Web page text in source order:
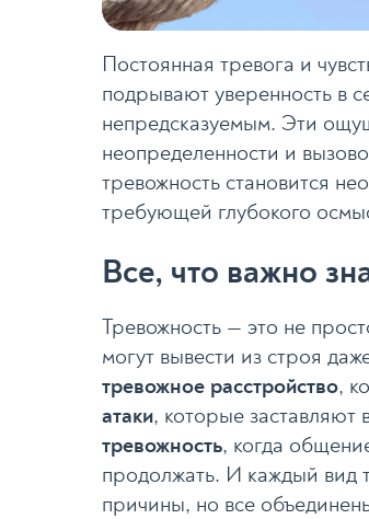
Постоянная тревога и
подрывают уверенность в
непредсказуемым. Эти
неопределенности и
тревожность становится
требующей глубокого
Все, что важно
Тревожность — это не
могут вывести из строя
тревожное расстройство,
атаки, которые заставляют
тревожность, когда
продолжать. И каждый вид
причины, но все